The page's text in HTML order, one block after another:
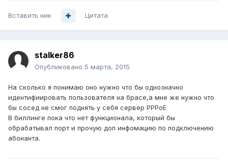
Вставить ник Цитата
stalker86
Опубликовано 5 марта, 2015
На сколько я понимаю оно нужно что бы однозначно
идентифиировать пользователя на брасе,а мне же нужно что
бы сосед не смог поднять у себя сервер PPPoE
В биллинге пока что нет функционала, который бы
обрабатывал порт и прочую доп инфомацию по подключению
абонанта.